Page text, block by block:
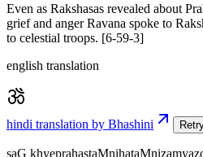
Even as Rakshasas revealed about
grief and anger Ravana spoke to
to celestial troops. [6-59-3]
english translation
hindi translation by Bhashini
saG